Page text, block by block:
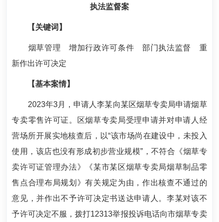
执法监督案
【关键词】
烟草管理 增加行政许可条件 部门执法监督 重
新作出许可决定
【基本案情】
2023年3月，申请人李某向某区烟草专卖局申请烟草
专卖零售许可证。区烟草专卖局受理申请并对申请人经
营场所开展实地核查后，以“该市场尚在建设中，未投入
使用，该店也没有形成初步营业规模”，不符合《烟草专
卖许可证管理办法》《某市某区烟草专卖局烟草制品零
售点合理布局规划》有关规定为由，作出核查不通过的
意见，并作出不予许可决定书送达申请人。李某对该不
予许可决定不服，拨打12313举报投诉电话向市烟草专卖